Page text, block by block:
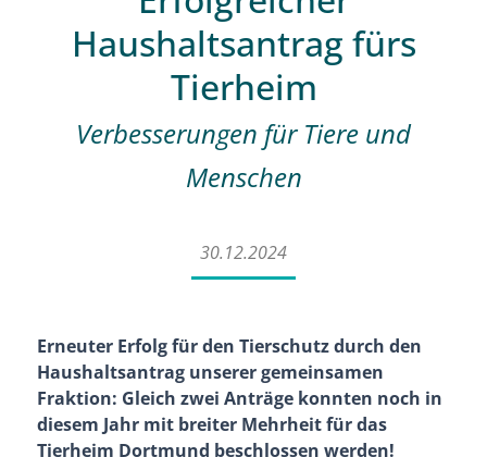
Haushaltsantrag fürs
Tierheim
Verbesserungen für Tiere und
Menschen
30.12.2024
Erneuter Erfolg für den Tierschutz durch den
Haushaltsantrag unserer gemeinsamen
Fraktion: Gleich zwei Anträge konnten noch in
diesem Jahr mit breiter Mehrheit für das
Tierheim Dortmund beschlossen werden!